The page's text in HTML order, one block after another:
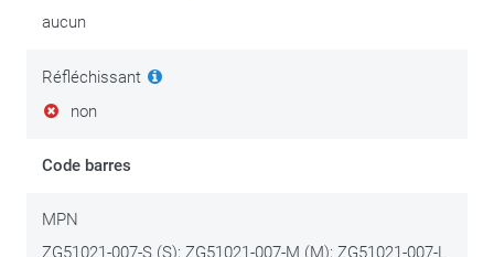
aucun
Réfléchissant
non
Code barres
MPN
ZG51021-007-S (S); ZG51021-007-M (M); ZG51021-007-L